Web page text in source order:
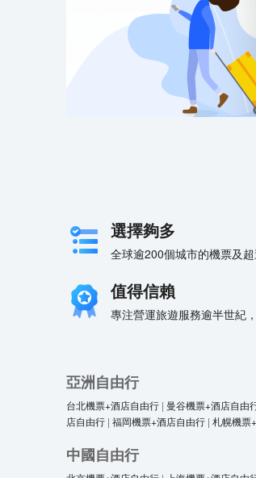
選擇夠多
全球逾200個城市的機票及
值得信賴
專注營運旅遊服務逾半世紀
亞洲自由行
台北機票+酒店自由行 | 曼谷機票+酒店自由
店自由行 | 福岡機票+酒店自由行 | 札幌機票
中國自由行